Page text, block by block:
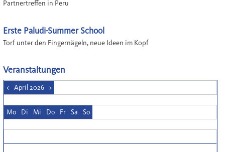
Partnertreffen in Peru
Erste Paludi-Summer School
Torf unter den Fingernägeln, neue Ideen im Kopf
Veranstaltungen
< April 2026 >
Mo Di Mi Do Fr Sa So